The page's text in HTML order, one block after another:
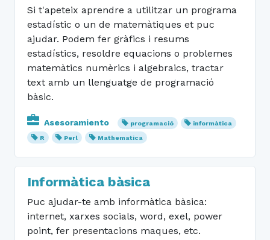
Si t'apeteix aprendre a utilitzar un programa
estadístic o un de matemàtiques et puc
ajudar. Podem fer gràfics i resums
estadístics, resoldre equacions o problemes
matemàtics numèrics i algebraics, tractar
text amb un llenguatge de programació
bàsic.
Asesoramiento programació
informàtica
R
Perl Mathematica
Informàtica bàsica
Puc ajudar-te amb informàtica bàsica:
internet, xarxes socials, word, exel, power
point, fer presentacions maques, etc.